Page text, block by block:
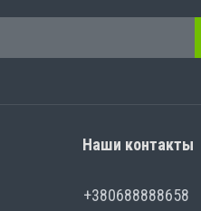
Наши контакты
+380688888658